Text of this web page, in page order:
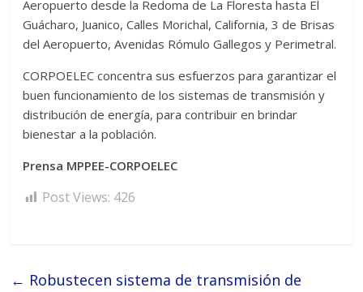
Aeropuerto desde la Redoma de La Floresta hasta El
Guácharo, Juanico, Calles Morichal, California, 3 de Brisas
del Aeropuerto, Avenidas Rómulo Gallegos y Perimetral.
CORPOELEC concentra sus esfuerzos para garantizar el
buen funcionamiento de los sistemas de transmisión y
distribución de energía, para contribuir en brindar
bienestar a la población.
Prensa MPPEE-CORPOELEC
Post Views: 426
← Robustecen sistema de transmisión de